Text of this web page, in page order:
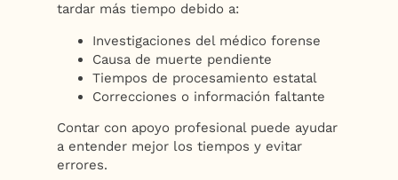
tardar más tiempo debido a:
Investigaciones del médico forense
Causa de muerte pendiente
Tiempos de procesamiento estatal
Correcciones o información faltante
Contar con apoyo profesional puede ayudar
a entender mejor los tiempos y evitar
errores.